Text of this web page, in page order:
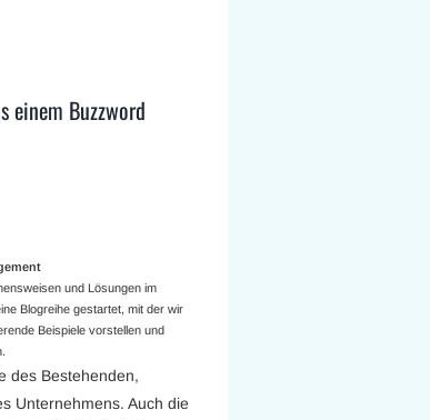
einem Buzzword
und Lösungen im
Blogreihe gestartet, mit der wir
Beispiele vorstellen und
des Bestehenden,
Unternehmens. Auch die